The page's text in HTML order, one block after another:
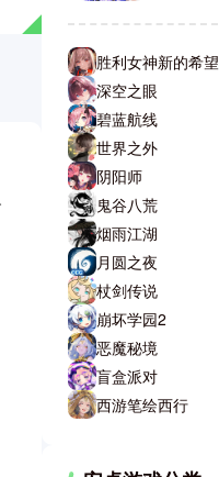
胜利女神新的希望
深空之眼
碧蓝航线
世界之外
阴阳师
鬼谷八荒
烟雨江湖
月圆之夜
杖剑传说
崩坏学园2
恶魔秘境
盲盒派对
西游笔绘西行